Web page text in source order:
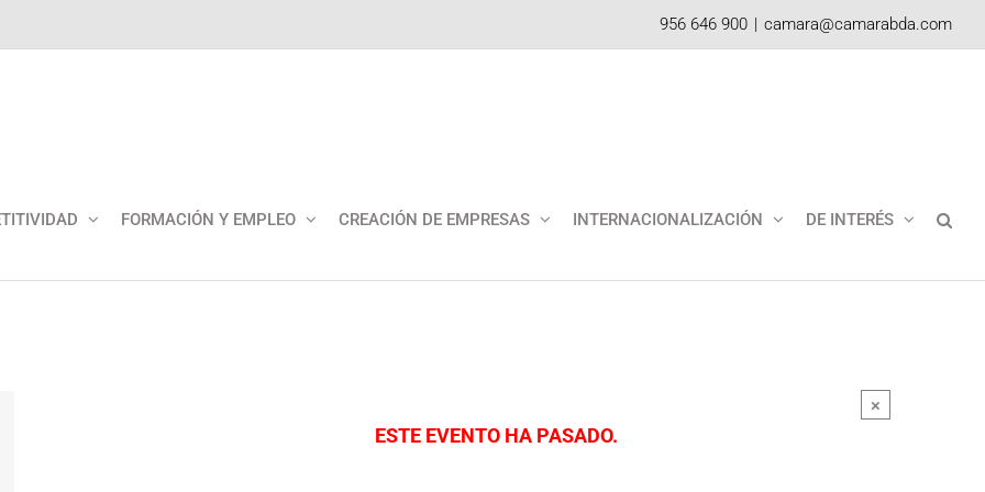
956 646 900 | camara@camarabda.com
FORMACIÓN Y EMPLEO CREACIÓN DE EMPRESAS INTERNACIONALIZACIÓN DE INTERÉS
ESTE EVENTO HA PASADO.
×